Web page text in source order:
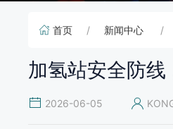
首页 新闻中心
加氢站安全防
2026-06-05